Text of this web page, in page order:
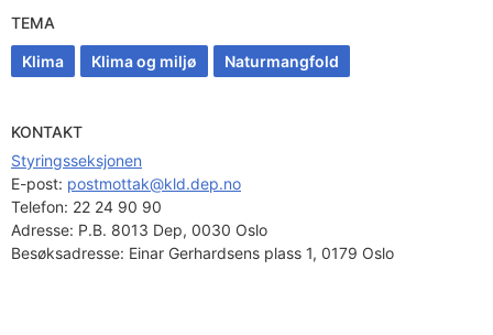
TEMA
Klima Klima og miljø Naturmangfold
KONTAKT
Styringsseksjonen
E-post: postmottak@kld.dep.no
Telefon: 22 24 90 90
Adresse: P.B. 8013 Dep, 0030 Oslo
Besøksadresse: Einar Gerhardsens plass 1, 0179 Oslo